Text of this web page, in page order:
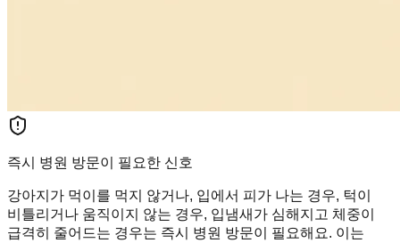
즉시 병원 방문이 필요한 신호
강아지가 먹이를 먹지 않거나, 입에서 피가 나는 경우, 턱이
비틀리거나 움직이지 않는 경우, 입냄새가 심해지고 체중이
급격히 줄어드는 경우는 즉시 병원 방문이 필요해요. 이는